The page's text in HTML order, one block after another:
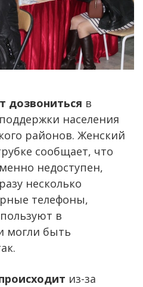
дозвониться в
населения
районов. Женский
сообщает, что
недоступен,
несколько
телефоны,
в
могли быть
из-за